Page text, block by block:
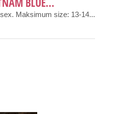
Maksimum size: 13-14...